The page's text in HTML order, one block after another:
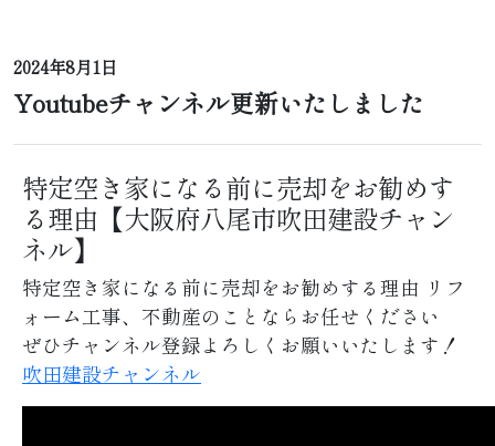
2024年8月1日
Youtubeチャンネル更新いたしました
特定空き家になる前に売却をお勧めす
る理由【大阪府八尾市吹田建設チャン
ネル】
特定空き家になる前に売却をお勧めする理由 リフ
ォーム工事、不動産のことならお任せください
ぜひチャンネル登録よろしくお願いいたします！
吹田建設チャンネル